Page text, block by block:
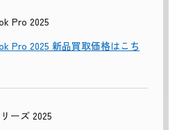
Pro 2025
Pro 2025 新品買取価格はこち
ーズ 2025